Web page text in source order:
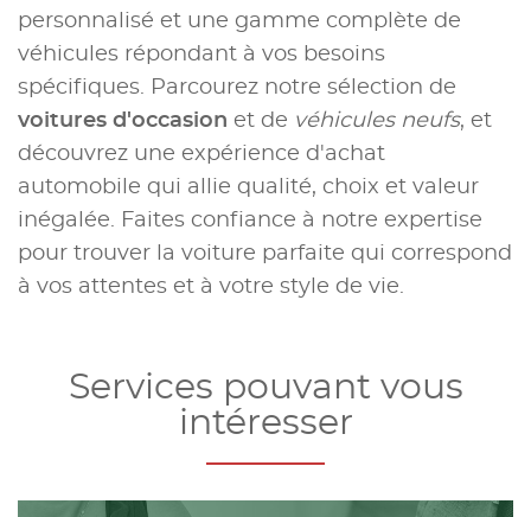
personnalisé et une gamme complète de
véhicules répondant à vos besoins
spécifiques. Parcourez notre sélection de
voitures d'occasion et de véhicules neufs, et
découvrez une expérience d'achat
automobile qui allie qualité, choix et valeur
inégalée. Faites confiance à notre expertise
pour trouver la voiture parfaite qui correspond
à vos attentes et à votre style de vie.
Services pouvant vous
intéresser